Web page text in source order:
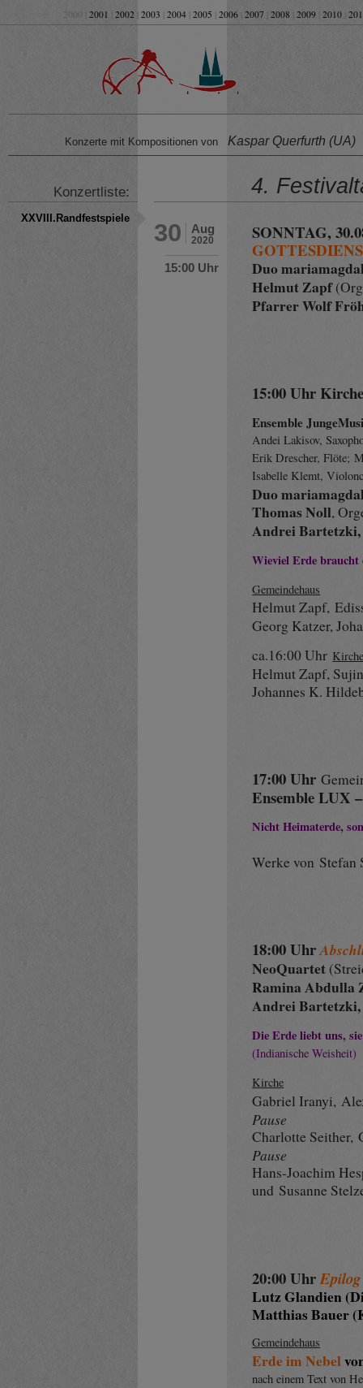
2000 | 2001 2002 2003 2004 2005 2006 2007 2008 2009 2010
Konzerte mit Kompositionen von Kaspar Querfurth (UA)
4.
Aug
2020
30
15:00 Uhr
SONNTAG,
Duo
Helmut Zapf
Pfarrer Wolf
15:00 Uhr
Ensemble
Andei Lakisov,
Erik Drescher, Flöte;
Isabelle Klemt,
Duo
Thomas Noll,
Andrei
Wieviel Erde braucht
Gemeindehaus
Helmut Zapf,
Georg Katzer,
ca.16:00 Uhr
Helmut Zapf,
Johannes K.
17:00 Uhr
Ensemble LUX
Nicht Heimaterde,
Werke von Stefan
18:00 Uhr
NeoQuartet
Ramina Abdulla
Andrei
Die Erde liebt uns,
(Indianische Weisheit)
Kirche
Gabriel Iranyi,
Pause
Charlotte Seither,
Pause
Hans-Joachim
und Susanne
20:00 UhrEpilog
Lutz Glandien
Matthias Bauer
Gemeindehaus
Erde im Nebel
nach einem Text von
Konzertliste:
XXVIII.Randfestspiele